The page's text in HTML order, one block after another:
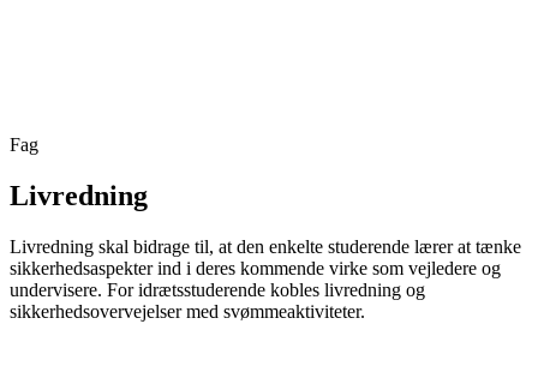
Fag
Livredning
Livredning skal bidrage til, at den enkelte studerende lærer at tænke
sikkerhedsaspekterind i deres kommende virke som vejledere og
undervisere. For idrætsstuderende kobles livredning og
sikkerhedsovervejelser med svømmeaktiviteter.